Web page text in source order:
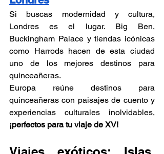
Si buscas modernidad y cultura,
Londres es el lugar. Big Ben,
Buckingham Palace y tiendas icónicas
como Harrods hacen de esta ciudad
uno de los mejores destinos para
quinceañeras.
Europa reúne destinos para
quinceañeras con paisajes de cuento y
¡perfectos para tu viaje de XV!